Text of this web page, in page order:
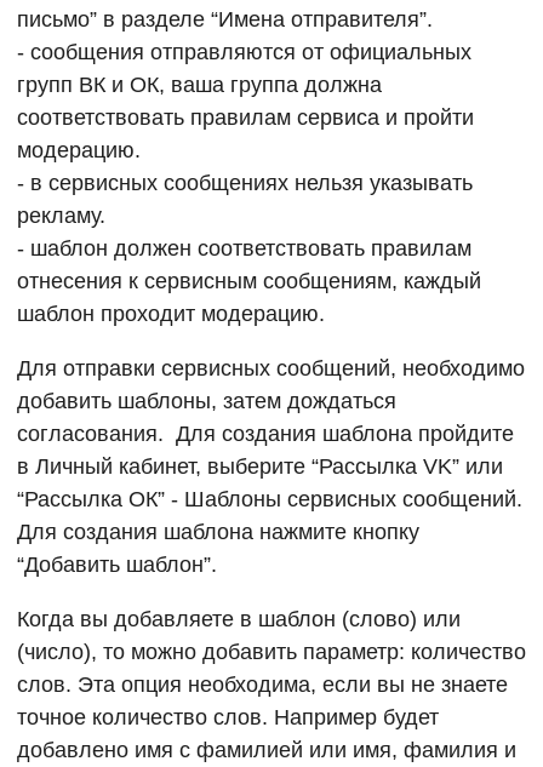
письмо” в разделе “Имена отправителя”.
- сообщения отправляются от официальных
групп ВК и ОК, ваша группа должна
соответствовать правилам сервиса и пройти
модерацию.
- в сервисных сообщениях нельзя указывать
рекламу.
- шаблон должен соответствовать правилам
отнесения к сервисным сообщениям, каждый
шаблон проходит модерацию.
Для отправки сервисных сообщений, необходимо
добавить шаблоны, затем дождаться
согласования. Для создания шаблона пройдите
в Личный кабинет, выберите “Рассылка VK” или
“Рассылка ОК” - Шаблоны сервисных сообщений.
Для создания шаблона нажмите кнопку
“Добавить шаблон”.
Когда вы добавляете в шаблон (слово) или
(число), то можно добавить параметр: количество
слов. Эта опция необходима, если вы не знаете
точное количество слов. Например будет
добавлено имя с фамилией или имя, фамилия и